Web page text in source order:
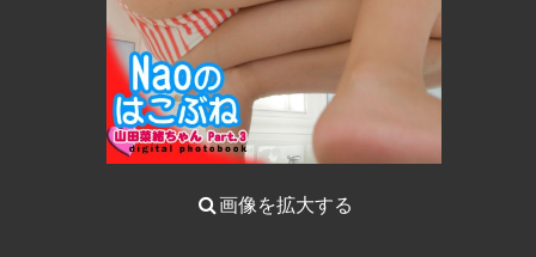
画像を拡大する